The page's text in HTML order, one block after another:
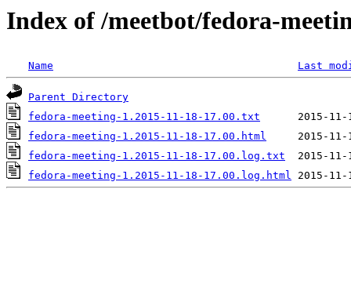
Index of /meetbot/fedora-
Name Last
Parent Directory
fedora-meeting-1.2015-11-18-17.00.txt
fedora-meeting-1.2015-11-18-17.00.html
fedora-meeting-1.2015-11-18-17.00.log.txt
fedora-meeting-1.2015-11-18-17.00.log.html